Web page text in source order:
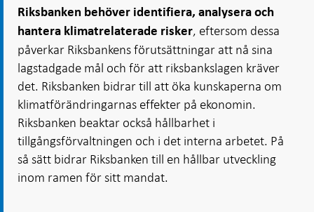
Riksbanken behöver identifiera, analysera och
hantera klimatrelaterade risker, eftersom dessa
påverkar Riksbankens förutsättningar att nå sina
lagstadgade mål och för att riksbankslagen kräver
det. Riksbanken bidrar till att öka kunskaperna om
klimatförändringarnas effekter på ekonomin.
Riksbanken beaktar också hållbarhet i
tillgångsförvaltningen och i det interna arbetet. På
så sätt bidrar Riksbanken till en hållbar utveckling
inom ramen för sitt mandat.